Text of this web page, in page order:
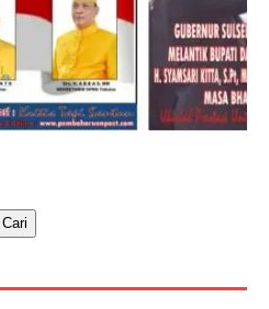
Cari